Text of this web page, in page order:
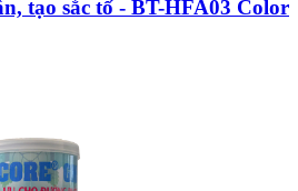
tạo sắc tố - BT-HFA03 Color